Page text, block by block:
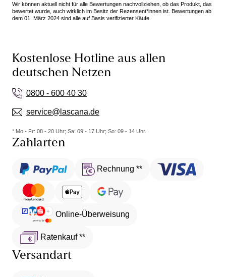
der Ausschnitt auch sehr weit bzw geht sehr tief.
Das gefiel mir nicht so. Schade, sonst ein tolles
Wir können aktuell nicht für alle Bewertungen nachvollziehen, ob das Produkt, das
bewertet wurde, auch wirklich im Besitz der Rezensent*innen ist. Bewertungen ab
dem 01. März 2024 sind alle auf Basis verifizierter Käufe.
Kostenlose Hotline aus allen
deutschen Netzen
0800 - 600 40 30
service@lascana.de
* Mo - Fr: 08 - 20 Uhr; Sa: 09 - 17 Uhr; So: 09 - 14 Uhr.
Zahlarten
Rechnung **
Online-Überweisung
Ratenkauf **
Versandart